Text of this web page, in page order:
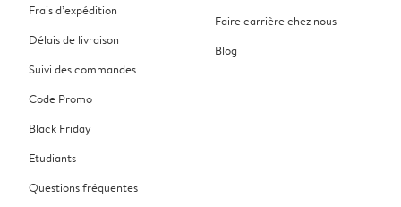
Frais d’expédition
Délais de livraison
Suivi des commandes
Code Promo
Black Friday
Etudiants
Questions fréquentes
Faire carrière chez nous
Blog